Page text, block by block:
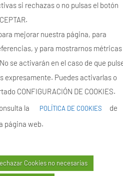
si rechazas o no pulsas el botón
mejorar nuestra página, para
y para mostrarnos métricas
se activarán en el caso de que
expresamente. Puedes activarlas o
CONFIGURACIÓN DE COOKIES.
la
POLÍTICA DE COOKIES
de
página web.
Cookies no necesarias